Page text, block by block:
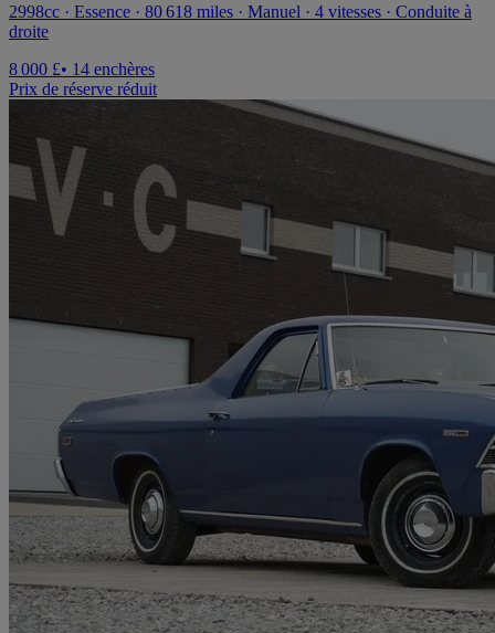
2998cc · Essence · 80 618 miles · Manuel · 4 vitesses · Conduite à
droite
8 000 £• 14 enchères
Prix de réserve réduit